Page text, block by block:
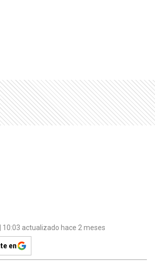
10:03 actualizado hace 2 meses
en